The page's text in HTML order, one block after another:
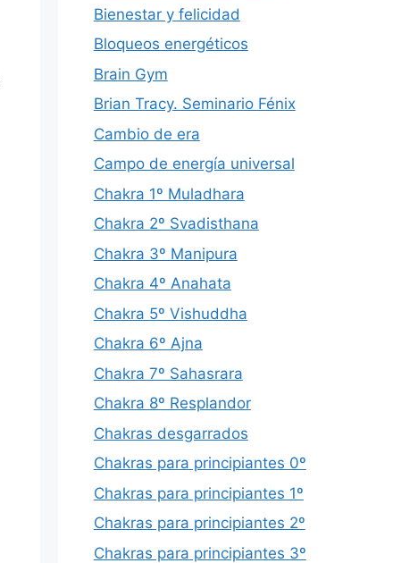
Bienestar y felicidad
Bloqueos energéticos
Brain Gym
Brian Tracy. Seminario Fénix
Cambio de era
Campo de energía universal
Chakra 1º Muladhara
Chakra 2º Svadisthana
Chakra 3º Manipura
Chakra 4º Anahata
Chakra 5º Vishuddha
Chakra 6º Ajna
Chakra 7º Sahasrara
Chakra 8º Resplandor
Chakras desgarrados
Chakras para principiantes 0º
Chakras para principiantes 1º
Chakras para principiantes 2º
Chakras para principiantes 3º